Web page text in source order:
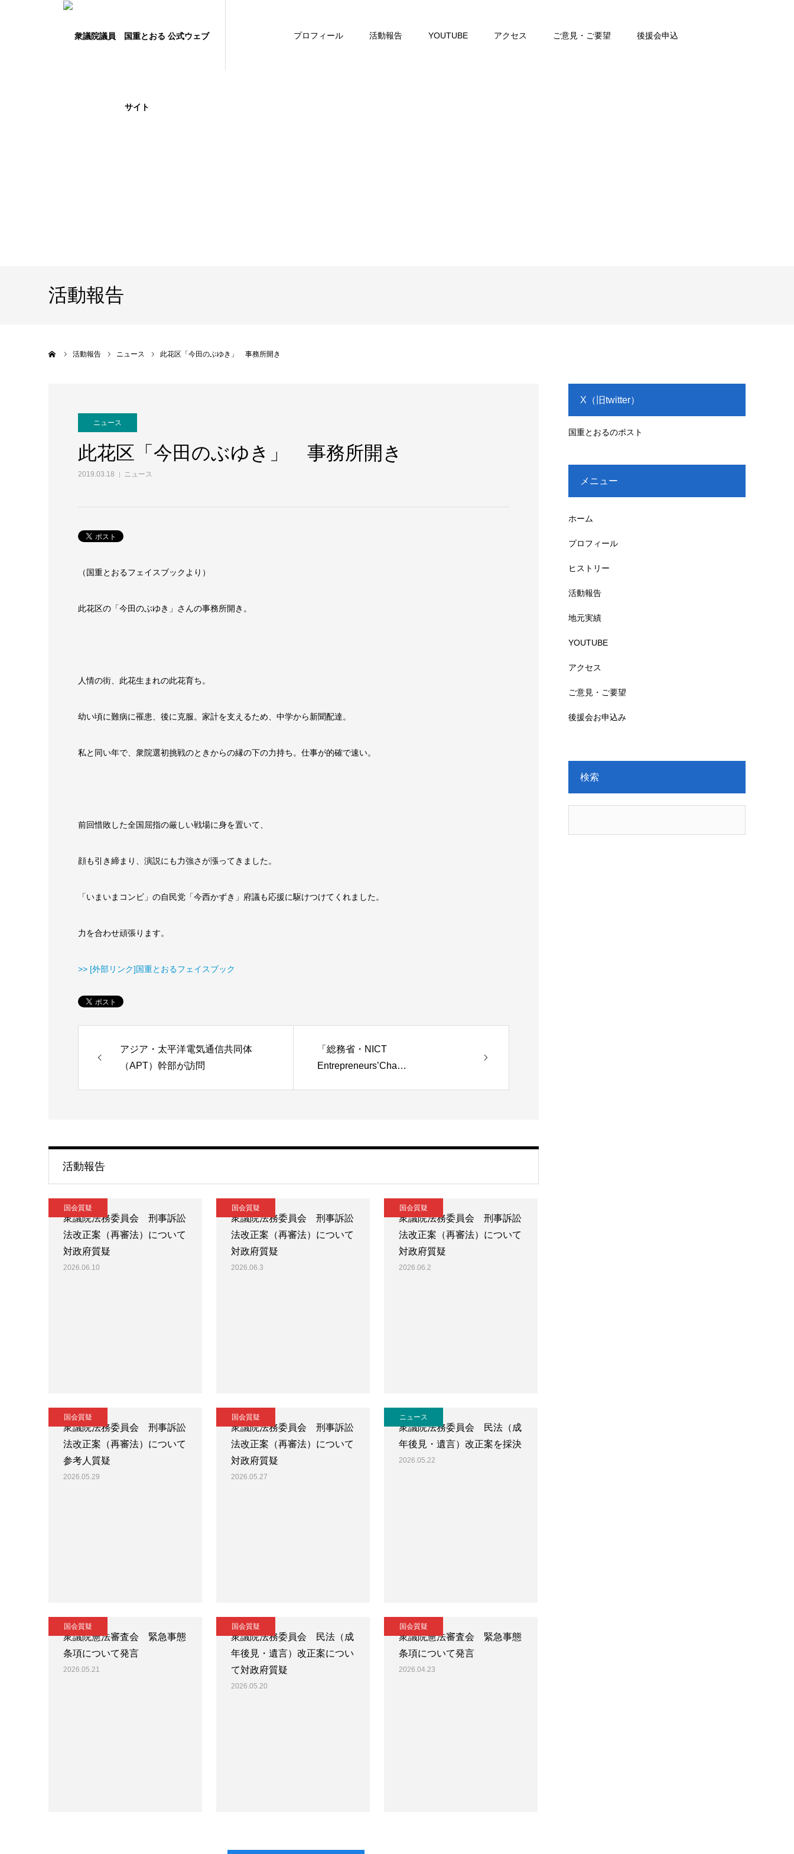
プロフィール 活動報告 YOUTUBE アクセス ご意見・ご要望 後援会申込
活動報告
活動報告 ニュース 此花区「今田のぶゆき」 事務所開き
ニュース
此花区「今田のぶゆき」 事務所開き
2019.03.18 ニュース
（国重とおるフェイスブックより）
此花区の「今田のぶゆき」さんの事務所開き。
人情の街、此花生まれの此花育ち。
幼い頃に難病に罹患、後に克服。家計を支えるため、中学から新聞配達。
私と同い年で、衆院選初挑戦のときからの縁の下の力持ち。仕事が的確で速い。
前回惜敗した全国屈指の厳しい戦場に身を置いて、
顔も引き締まり、演説にも力強さが漲ってきました。
「いまいまコンビ」の自民党「今西かずき」府議も応援に駆けつけてくれました。
力を合わせ頑張ります。
>> [外部リンク]国重とおるフェイスブック
アジア・太平洋電気通信共同体
（APT）幹部が訪問
「総務省・NICT
Entrepreneurs’Cha…
活動報告
国会質疑
衆議院法務委員会 刑事訴訟
法改正案（再審法）について
対政府質疑
2026.06.10
国会質疑
衆議院法務委員会 刑事訴訟
法改正案（再審法）について
対政府質疑
2026.06.3
国会質疑
衆議院法務委員会 刑事訴訟
法改正案（再審法）について
対政府質疑
2026.06.2
国会質疑
衆議院法務委員会 刑事訴訟
法改正案（再審法）について
参考人質疑
2026.05.29
国会質疑
衆議院法務委員会 刑事訴訟
法改正案（再審法）について
対政府質疑
2026.05.27
ニュース
衆議院法務委員会 民法（成
年後見・遺言）改正案を採決
2026.05.22
国会質疑
衆議院憲法審査会 緊急事態
条項について発言
2026.05.21
国会質疑
衆議院法務委員会 民法（成
年後見・遺言）改正案につい
て対政府質疑
2026.05.20
国会質疑
衆議院憲法審査会 緊急事態
条項について発言
2026.04.23
X（旧twitter）
国重とおるのポスト
メニュー
ホーム
プロフィール
ヒストリー
活動報告
地元実績
YOUTUBE
アクセス
ご意見・ご要望
後援会お申込み
検索